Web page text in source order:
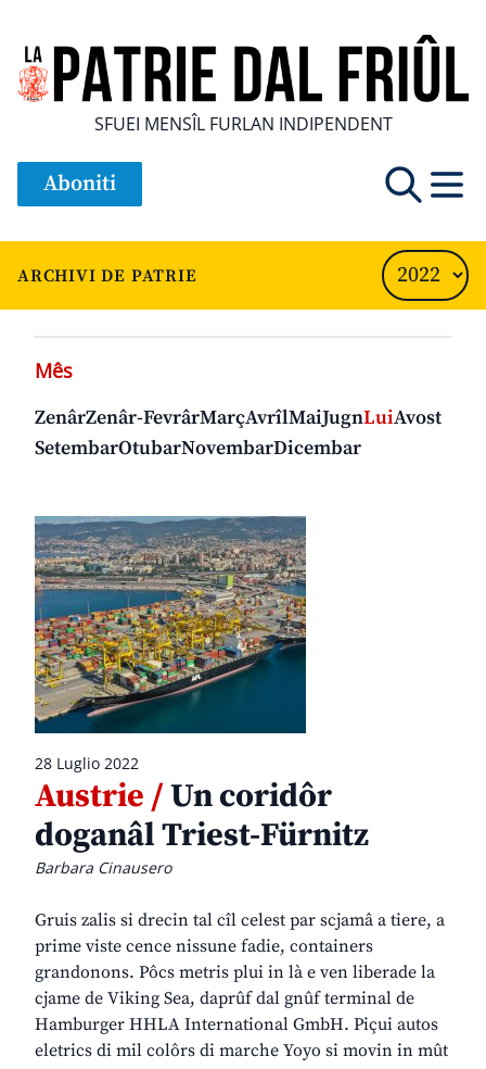
SFUEI MENSÎL FURLAN INDIPENDENT
Aboniti
ARCHIVI DE PATRIE
28 Luglio 2022
Austrie /Un coridôr
doganâl Triest-Fürnitz
Barbara Cinausero
Gruis zalis si drecin tal cîl celest par scjamâ a tiere, a
prime viste cence nissune fadie, containers
grandonons. Pôcs metris plui in là e ven liberade la
cjame de Viking Sea, daprûf dal gnûf terminal de
Hamburger HHLA International GmbH. Piçui autos
eletrics di mil colôrs di marche Yoyo si movin in mût
Mês
ZenârZenâr-FevrârMarçAvrîlMaiJugnLuiAvost
SetembarOtubarNovembarDicembar